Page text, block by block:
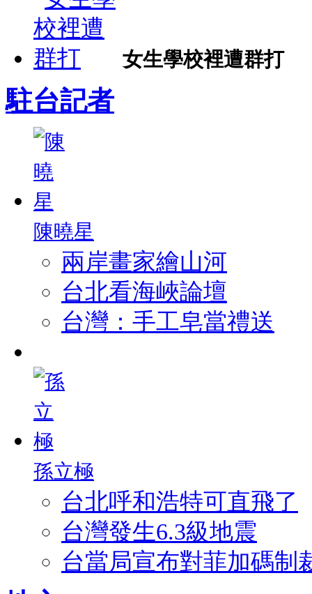
女生學校裡遭群打
駐台記者
陳曉星
兩岸畫家繪山河
台北看海峽論壇
台灣：手工皂當禮送
孫立極
台北呼和浩特可直飛了
台灣發生6.3級地震
台當局宣布對菲加碼制